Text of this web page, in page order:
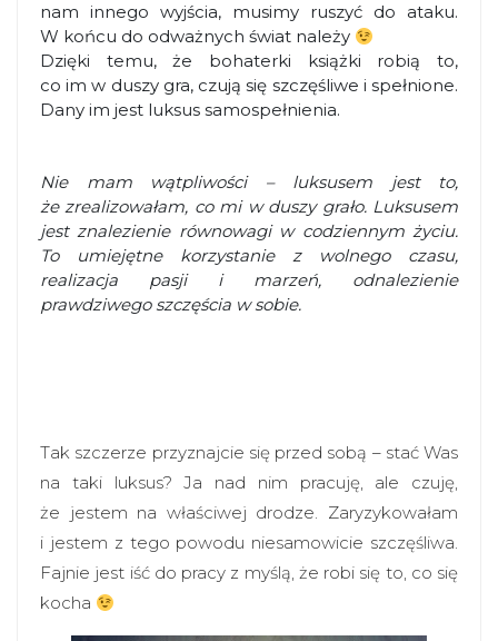
nam innego wyjścia, musimy ruszyć do ataku.
W końcu do odważnych świat należy
Dzięki temu, że bohaterki książki robią to,
co im w duszy gra, czują się szczęśliwe i spełnione.
Dany im jest luksus samospełnienia.
Nie mam wątpliwości – luksusem jest to,
że zrealizowałam, co mi w duszy grało. Luksusem
jest znalezienie równowagi w codziennym życiu.
To umiejętne korzystanie z wolnego czasu,
realizacja pasji i marzeń, odnalezienie
prawdziwego szczęścia w sobie.
Tak szczerze przyznajcie się przed sobą – stać Was
na taki luksus? Ja nad nim pracuję, ale czuję,
że jestem na właściwej drodze. Zaryzykowałam
i jestem z tego powodu niesamowicie szczęśliwa.
Fajnie jest iść do pracy z myślą, że robi się to, co się
kocha